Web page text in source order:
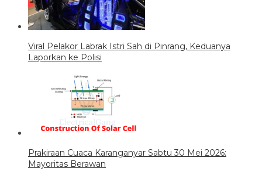
Viral Pelakor Labrak Istri Sah di Pinrang, Keduanya
Laporkan ke Polisi
Prakiraan Cuaca Karanganyar Sabtu 30 Mei 2026:
Mayoritas Berawan